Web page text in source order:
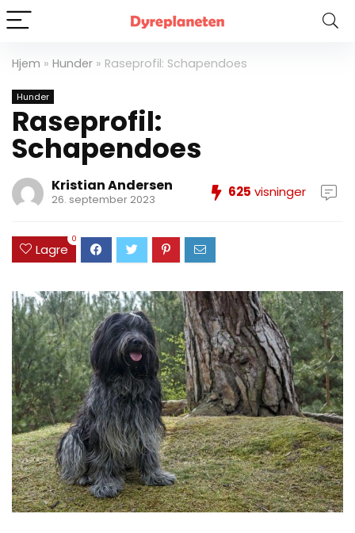
Hjem » Hunder » Raseprofil: Schapendoes
Hunder
Raseprofil:
Schapendoes
Kristian Andersen
26. september 2023 625 visninger
Lagre
0